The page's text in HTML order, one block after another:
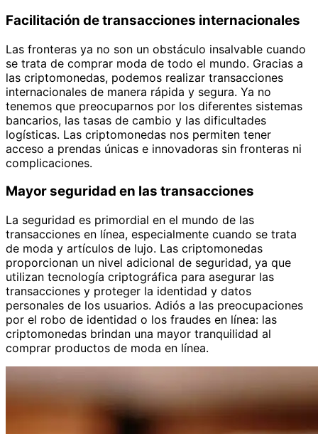
Facilitación de transacciones internacionales
Las fronteras ya no son un obstáculo insalvable cuando
se trata de comprar moda de todo el mundo. Gracias a
las criptomonedas, podemos realizar transacciones
internacionales de manera rápida y segura. Ya no
tenemos que preocuparnos por los diferentes sistemas
bancarios, las tasas de cambio y las dificultades
logísticas. Las criptomonedas nos permiten tener
acceso a prendas únicas e innovadoras sin fronteras ni
complicaciones.
Mayor seguridad en las transacciones
La seguridad es primordial en el mundo de las
transacciones en línea, especialmente cuando se trata
de moda y artículos de lujo. Las criptomonedas
proporcionan un nivel adicional de seguridad, ya que
utilizan tecnología criptográfica para asegurar las
transacciones y proteger la identidad y datos
personales de los usuarios. Adiós a las preocupaciones
por el robo de identidad o los fraudes en línea: las
criptomonedas brindan una mayor tranquilidad al
comprar productos de moda en línea.